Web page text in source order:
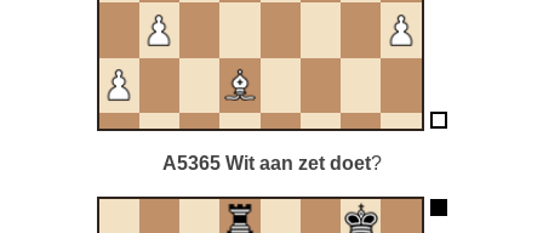
A5365 Wit aan zet doet?